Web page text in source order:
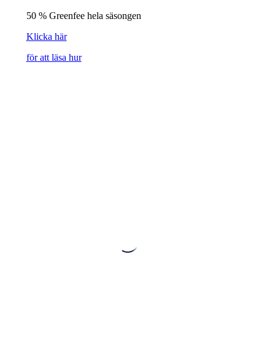
50 % Greenfee hela säsongen
Klicka här
för att läsa hur